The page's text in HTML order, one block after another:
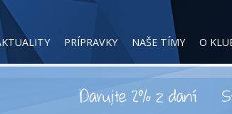
PRÍPRAVKY NAŠE TÍMY O